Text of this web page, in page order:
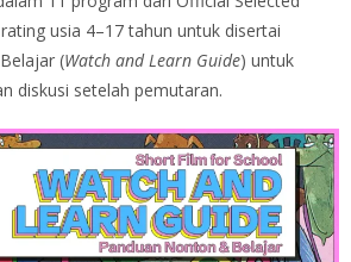
usia 4–17 tahun untuk disertai
(Watch and Learn Guide) untuk
diskusi setelah pemutaran.